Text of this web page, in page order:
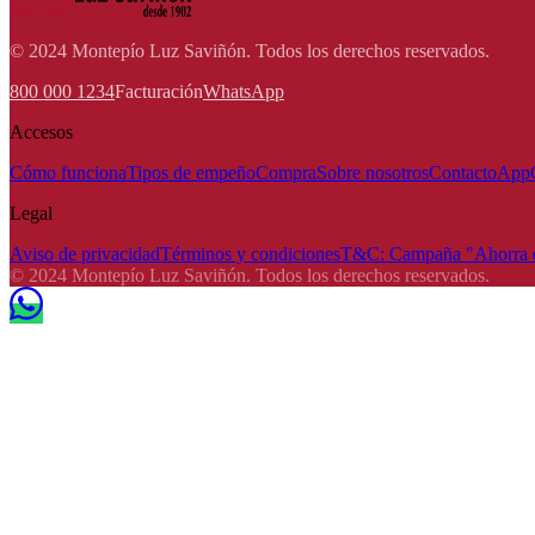
© 2024 Montepío Luz Saviñón. Todos los derechos reservados.
800 000 1234FacturaciónWhatsApp
Accesos
Cómo funcionaTipos de empeñoCompraSobre nosotrosContactoApp
Legal
Aviso de privacidadTérminos y condicionesT&C: Campaña "Ahorra
© 2024 Montepío Luz Saviñón. Todos los derechos reservados.